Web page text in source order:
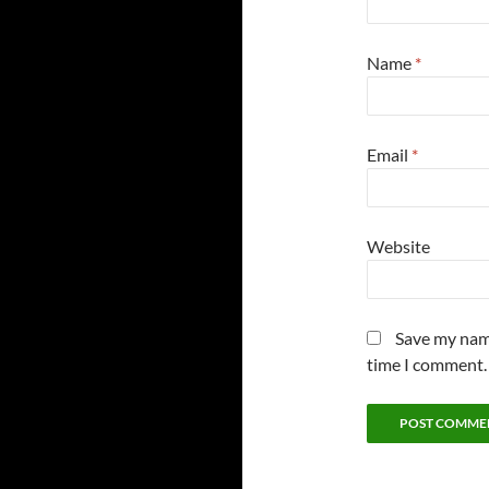
Name *
Email *
Website
Save my
time I comment.